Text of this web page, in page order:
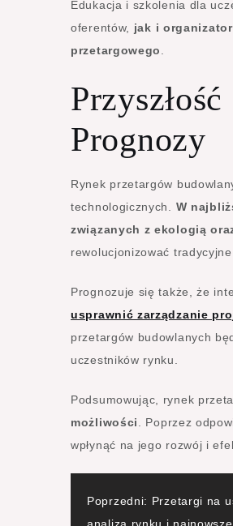
Edukacja i szkolenia dla
oferentów, jak i
przetargowego
Prognozy
Rynek przetargów
technologicznych. W
związanych z ekologią
rewolucjonizować
Prognozuje się także, że
usprawnić zarządzanie
przetargów budowlanych
uczestników rynku.
Podsumowując, rynek
możliwości
. Poprzez
wpłynąć na jego rozwój i
Poprzedni: Przetargi na
analiza rynku i